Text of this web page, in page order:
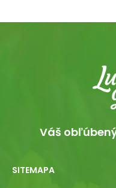
Váš
SITEMAPA